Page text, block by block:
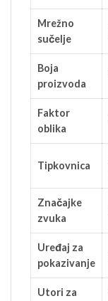
Mrežno
sučelje
Boja
proizvoda
Faktor
oblika
Tipkovnica
Značajke
zvuka
Uređaj za
pokazivanje
Utori za